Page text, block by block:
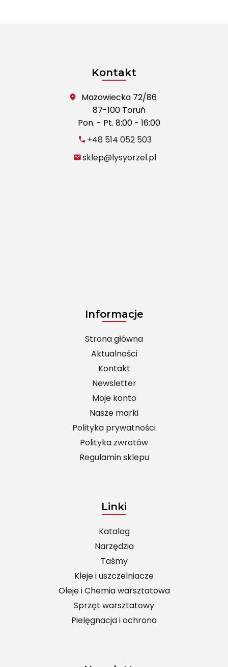
Kontakt
Mazowiecka 72/86
87-100 Toruń
Pon. - Pt. 8:00 - 16:00
+48 514 052 503
sklep@lysyorzel.pl
Informacje
Strona główna
Aktualności
Kontakt
Newsletter
Moje konto
Nasze marki
Polityka prywatności
Polityka zwrotów
Regulamin sklepu
Linki
Katalog
Narzędzia
Taśmy
Kleje i uszczelniacze
Oleje i Chemia warsztatowa
Sprzęt warsztatowy
Pielęgnacja i ochrona